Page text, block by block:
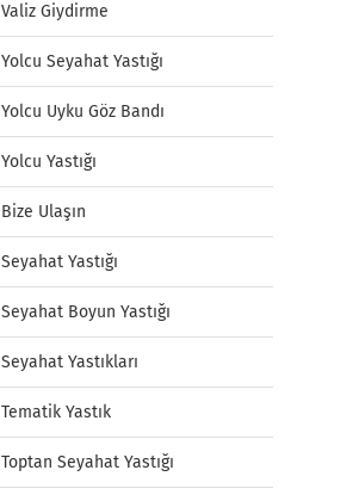
Valiz Giydirme
Yolcu Seyahat Yastığı
Yolcu Uyku Göz Bandı
Yolcu Yastığı
Bize Ulaşın
Seyahat Yastığı
Seyahat Boyun Yastığı
Seyahat Yastıkları
Tematik Yastık
Toptan Seyahat Yastığı